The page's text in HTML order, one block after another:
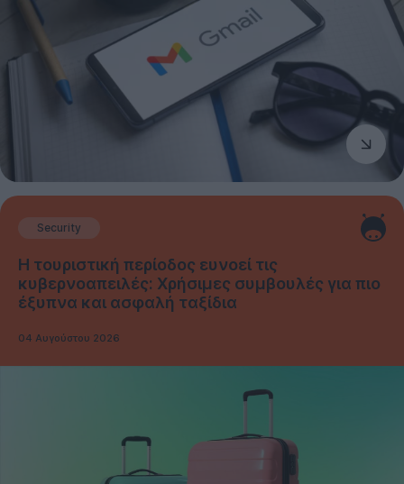
Security
Η τουριστική περίοδος ευνοεί τις
κυβερνοαπειλές: Χρήσιμες συμβουλές για πιο
έξυπνα και ασφαλή ταξίδια
04 Αυγούστου 2026